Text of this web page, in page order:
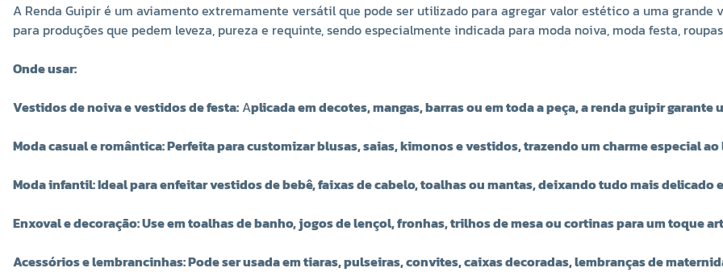
A Renda Guipir é um aviamento extremamente versátil que pode ser utilizado para agregar valor estético a uma grande
para produções que pedem leveza, pureza e requinte, sendo especialmente indicada para moda noiva, moda festa,
Onde usar:
Vestidos de noiva e vestidos de festa: Aplicada em decotes, mangas, barras ou em toda a peça, a renda guipir
Moda casual e romântica: Perfeita para customizar blusas, saias, kimonos e vestidos, trazendo um charme especial
Moda infantil: Ideal para enfeitar vestidos de bebê, faixas de cabelo, toalhas ou mantas, deixando tudo mais delicado
Enxoval e decoração: Use em toalhas de banho, jogos de lençol, fronhas, trilhos de mesa ou cortinas para um toque
Acessórios e lembrancinhas: Pode ser usada em tiaras, pulseiras, convites, caixas decoradas, lembranças de